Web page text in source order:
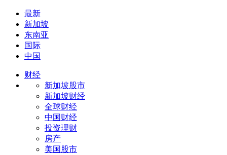
最新
新加坡
东南亚
国际
中国
财经
新加坡股市
新加坡财经
全球财经
中国财经
投资理财
房产
美国股市